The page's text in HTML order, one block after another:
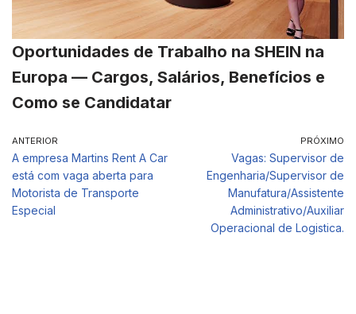
Oportunidades de Trabalho na SHEIN na
Europa — Cargos, Salários, Benefícios e
Como se Candidatar
ANTERIOR
A empresa Martins Rent A Car
está com vaga aberta para
Motorista de Transporte
Especial
PRÓXIMO
Vagas: Supervisor de
Engenharia/Supervisor de
Manufatura/Assistente
Administrativo/Auxiliar
Operacional de Logistica.